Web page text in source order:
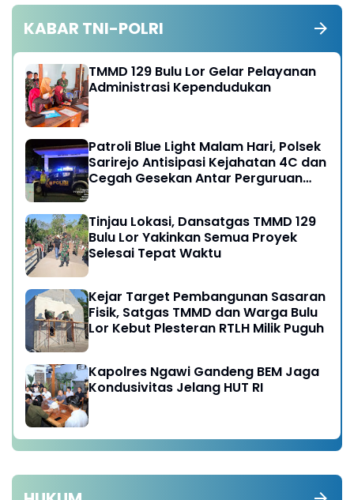
KABAR TNI-POLRI
TMMD 129 Bulu Lor Gelar Pelayanan
Administrasi Kependudukan
Patroli Blue Light Malam Hari, Polsek
Sarirejo Antisipasi Kejahatan 4C dan
Cegah Gesekan Antar Perguruan
Tinjau Lokasi, Dansatgas TMMD 129
Bulu Lor Yakinkan Semua Proyek
Selesai Tepat Waktu
Kejar Target Pembangunan Sasaran
Fisik, Satgas TMMD dan Warga Bulu
Lor Kebut Plesteran RTLH Milik Puguh
Kapolres Ngawi Gandeng BEM Jaga
Kondusivitas Jelang HUT RI